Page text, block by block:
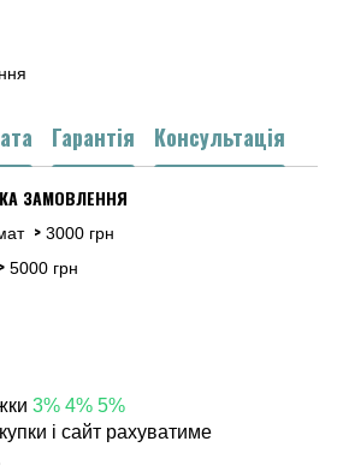
Гарантія Консультація
ЗАМОВЛЕННЯ
> 3000 грн
> 5000 грн
3% 4% 5%
і сайт рахуватиме